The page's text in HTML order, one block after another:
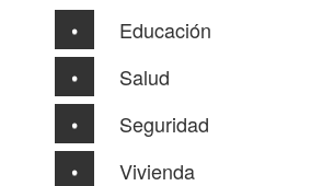
Educación
Salud
Seguridad
Vivienda